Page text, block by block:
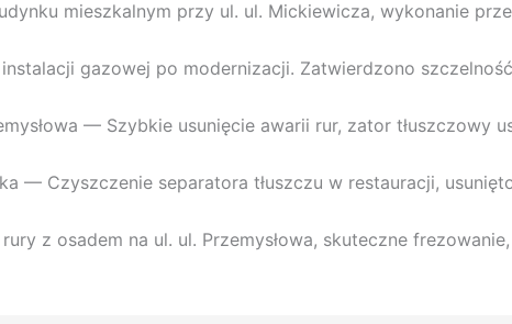
mieszkalnym przy ul. ul. Mickiewicza, wykonanie
gazowej po modernizacji. Zatwierdzono
— Szybkie usunięcie awarii rur, zator tłuszczowy
— Czyszczenie separatora tłuszczu w restauracji,
z osadem na ul. ul. Przemysłowa, skuteczne